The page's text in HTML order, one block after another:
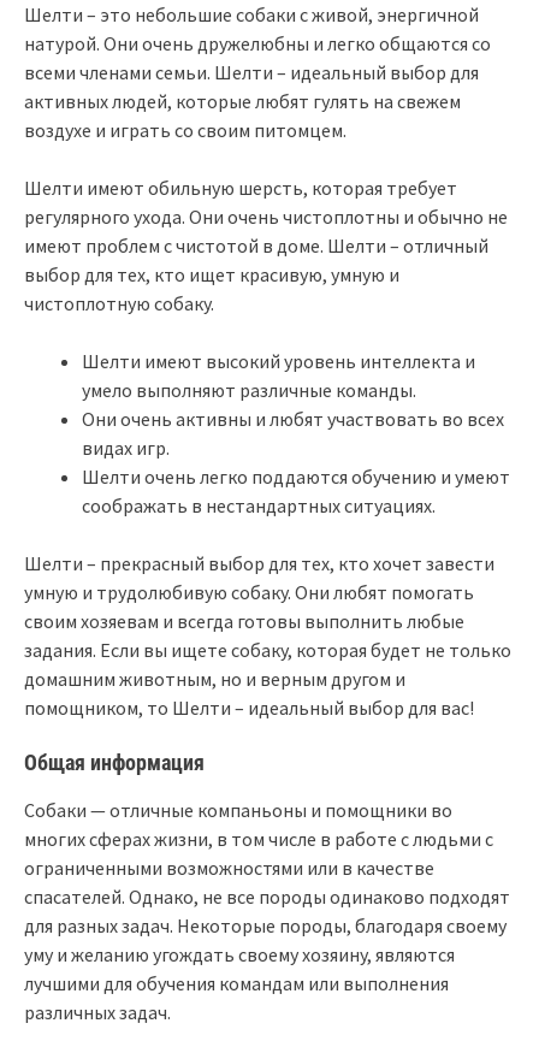
Шелти – это небольшие собаки с живой, энергичной
натурой. Они очень дружелюбны и легко общаются со
всеми членами семьи. Шелти – идеальный выбор для
активных людей, которые любят гулять на свежем
воздухе и играть со своим питомцем.
Шелти имеют обильную шерсть, которая требует
регулярного ухода. Они очень чистоплотны и обычно не
имеют проблем с чистотой в доме. Шелти – отличный
выбор для тех, кто ищет красивую, умную и
чистоплотную собаку.
Шелти имеют высокий уровень интеллекта и
умело выполняют различные команды.
Они очень активны и любят участвовать во всех
видах игр.
Шелти очень легко поддаются обучению и умеют
соображать в нестандартных ситуациях.
Шелти – прекрасный выбор для тех, кто хочет завести
умную и трудолюбивую собаку. Они любят помогать
своим хозяевам и всегда готовы выполнить любые
задания. Если вы ищете собаку, которая будет не только
домашним животным, но и верным другом и
помощником, то Шелти – идеальный выбор для вас!
Общая информация
Собаки — отличные компаньоны и помощники во
многих сферах жизни, в том числе в работе с людьми с
ограниченными возможностями или в качестве
спасателей. Однако, не все породы одинаково подходят
для разных задач. Некоторые породы, благодаря своему
уму и желанию угождать своему хозяину, являются
лучшими для обучения командам или выполнения
различных задач.